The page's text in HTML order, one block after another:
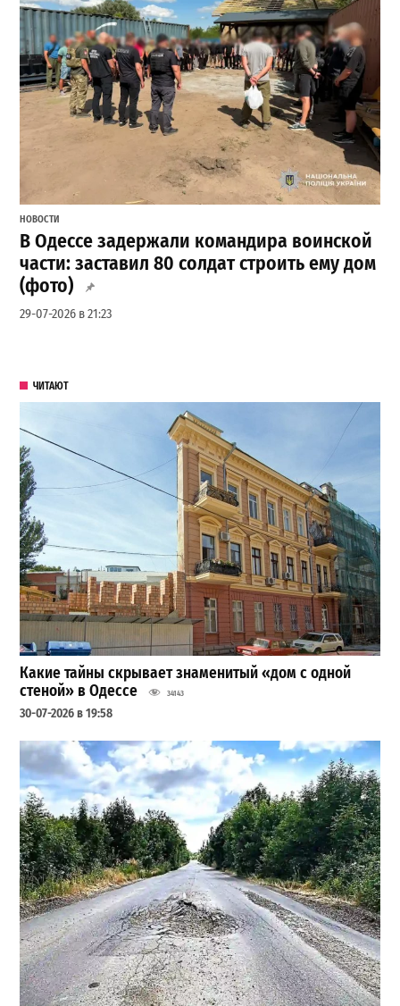
НОВОСТИ
В Одессе задержали командира воинской
части: заставил 80 солдат строить ему дом
(фото)
29-07-2026 в 21:23
ЧИТАЮТ
Какие тайны скрывает знаменитый «дом с одной
стеной» в Одессе
34143
30-07-2026 в 19:58